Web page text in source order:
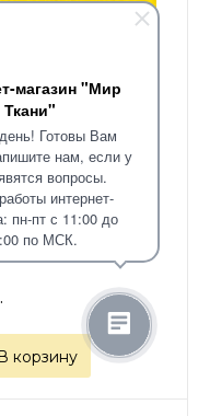
магазин "Мир
Ткани"
Готовы Вам
нам, если у
вопросы.
интернет-
пн-пт с 11:00 до
по МСК.
однотонный
корзину